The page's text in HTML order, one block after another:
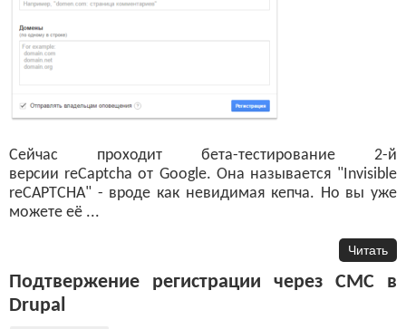
Сейчас проходит бета-тестирование 2-й
версии reCaptcha от Google. Она называется "Invisible
reCAPTCHA" - вроде как невидимая кепча. Но вы уже
можете её ...
Читать
Подтвержение регистрации через СМС в
Drupal